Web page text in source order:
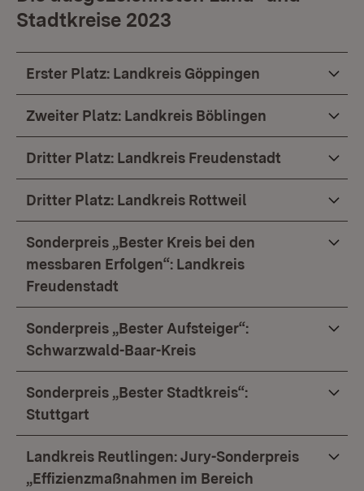
Stadtkreise 2023
Erster Platz: Landkreis Göppingen
Zweiter Platz: Landkreis Böblingen
Dritter Platz: Landkreis Freudenstadt
Dritter Platz: Landkreis Rottweil
Sonderpreis „Bester Kreis bei den
messbaren Erfolgen“: Landkreis
Freudenstadt
Sonderpreis „Bester Aufsteiger“:
Schwarzwald-Baar-Kreis
Sonderpreis „Bester Stadtkreis“:
Stuttgart
Landkreis Reutlingen: Jury-Sonderpreis
„Effizienzmaßnahmen im Bereich